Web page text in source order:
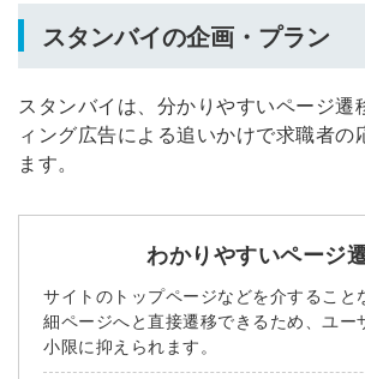
スタンバイの企画・プラン
スタンバイは、分かりやすいページ遷
ィング広告による追いかけで求職者の
ます。
わかりやすいページ
サイトのトップページなどを介すること
細ページへと直接遷移できるため、ユー
小限に抑えられます。